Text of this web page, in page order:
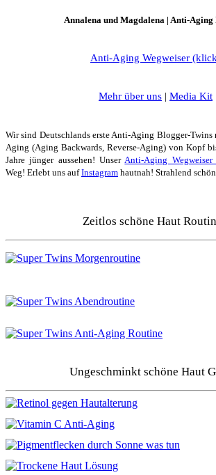
NT50
Annalena und Magdalena | Anti-
Anti-Aging Wegweiser
Mehr über uns | Media Kit
Wir sind Deutschlands erste Anti-Aging Blogger-
Aging (Aging Backwards, Reverse-Aging) von Kopf
Jahre jünger aussehen! Unser Anti-Aging
Weg! Erlebt uns aufInstagram hautnah! Strahlend
Zeitlos schöne Haut
Ungeschminkt schöne Haut